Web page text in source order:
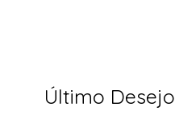
Último Desejo